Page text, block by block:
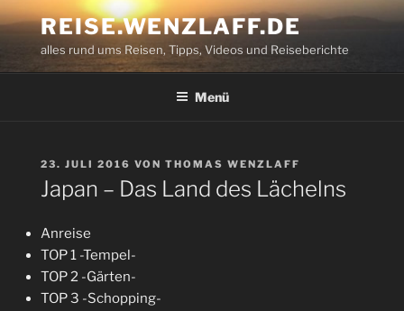
Zum
Inhalt
springen
REISE.WENZLAFF.DE
alles rund ums Reisen, Tipps, Videos und Reiseberichte
Menü
VERÖFFENTLICHT
AM
23. JULI 2016 VON THOMAS WENZLAFF
Japan – Das Land des Lächelns
Anreise
TOP 1 -Tempel-
TOP 2 -Gärten-
TOP 3 -Schopping-